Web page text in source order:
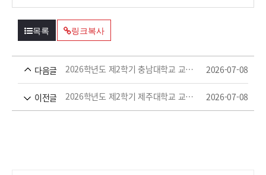
목록 링크복사
다음글 2026학년도 제2학기 충남대학교 교류수학 안내 2026-07-08
이전글 2026학년도 제2학기 제주대학교 교류수학 안내 2026-07-08